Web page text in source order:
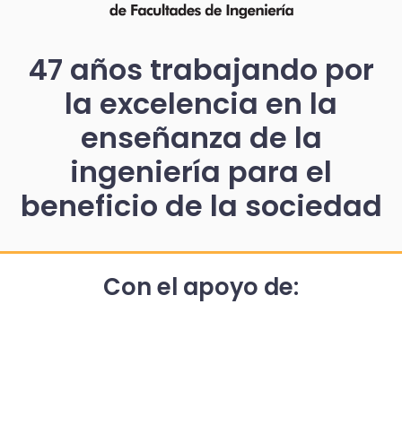
47 años trabajando por
la excelencia en la
enseñanza de la
ingeniería para el
beneficio de la sociedad
Con el apoyo de: